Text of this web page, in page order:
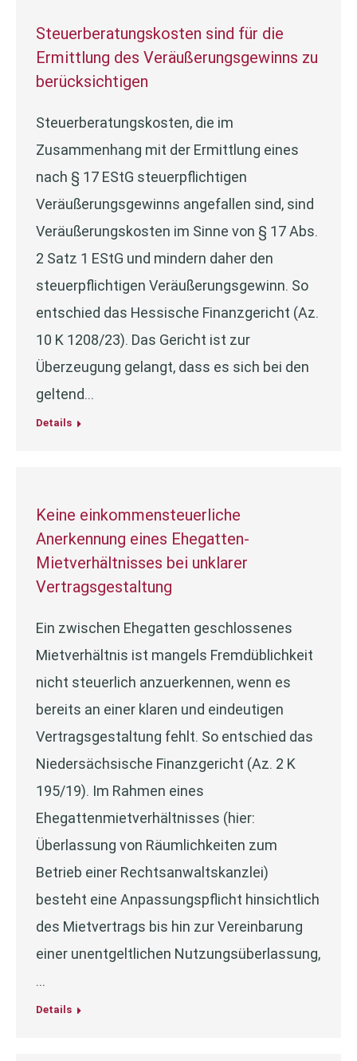
Steuerberatungskosten sind für die
Ermittlung des Veräußerungsgewinns zu
berücksichtigen
Steuerberatungskosten, die im
Zusammenhang mit der Ermittlung eines
nach § 17 EStG steuerpflichtigen
Veräußerungsgewinns angefallen sind, sind
Veräußerungskosten im Sinne von § 17 Abs.
2 Satz 1 EStG und mindern daher den
steuerpflichtigen Veräußerungsgewinn. So
entschied das Hessische Finanzgericht (Az.
10 K 1208/23). Das Gericht ist zur
Überzeugung gelangt, dass es sich bei den
geltend…
Details
Keine einkommensteuerliche
Anerkennung eines Ehegatten-
Mietverhältnisses bei unklarer
Vertragsgestaltung
Ein zwischen Ehegatten geschlossenes
Mietverhältnis ist mangels Fremdüblichkeit
nicht steuerlich anzuerkennen, wenn es
bereits an einer klaren und eindeutigen
Vertragsgestaltung fehlt. So entschied das
Niedersächsische Finanzgericht (Az. 2 K
195/19). Im Rahmen eines
Ehegattenmietverhältnisses (hier:
Überlassung von Räumlichkeiten zum
Betrieb einer Rechtsanwaltskanzlei)
besteht eine Anpassungspflicht hinsichtlich
des Mietvertrags bis hin zur Vereinbarung
einer unentgeltlichen Nutzungsüberlassung,
…
Details